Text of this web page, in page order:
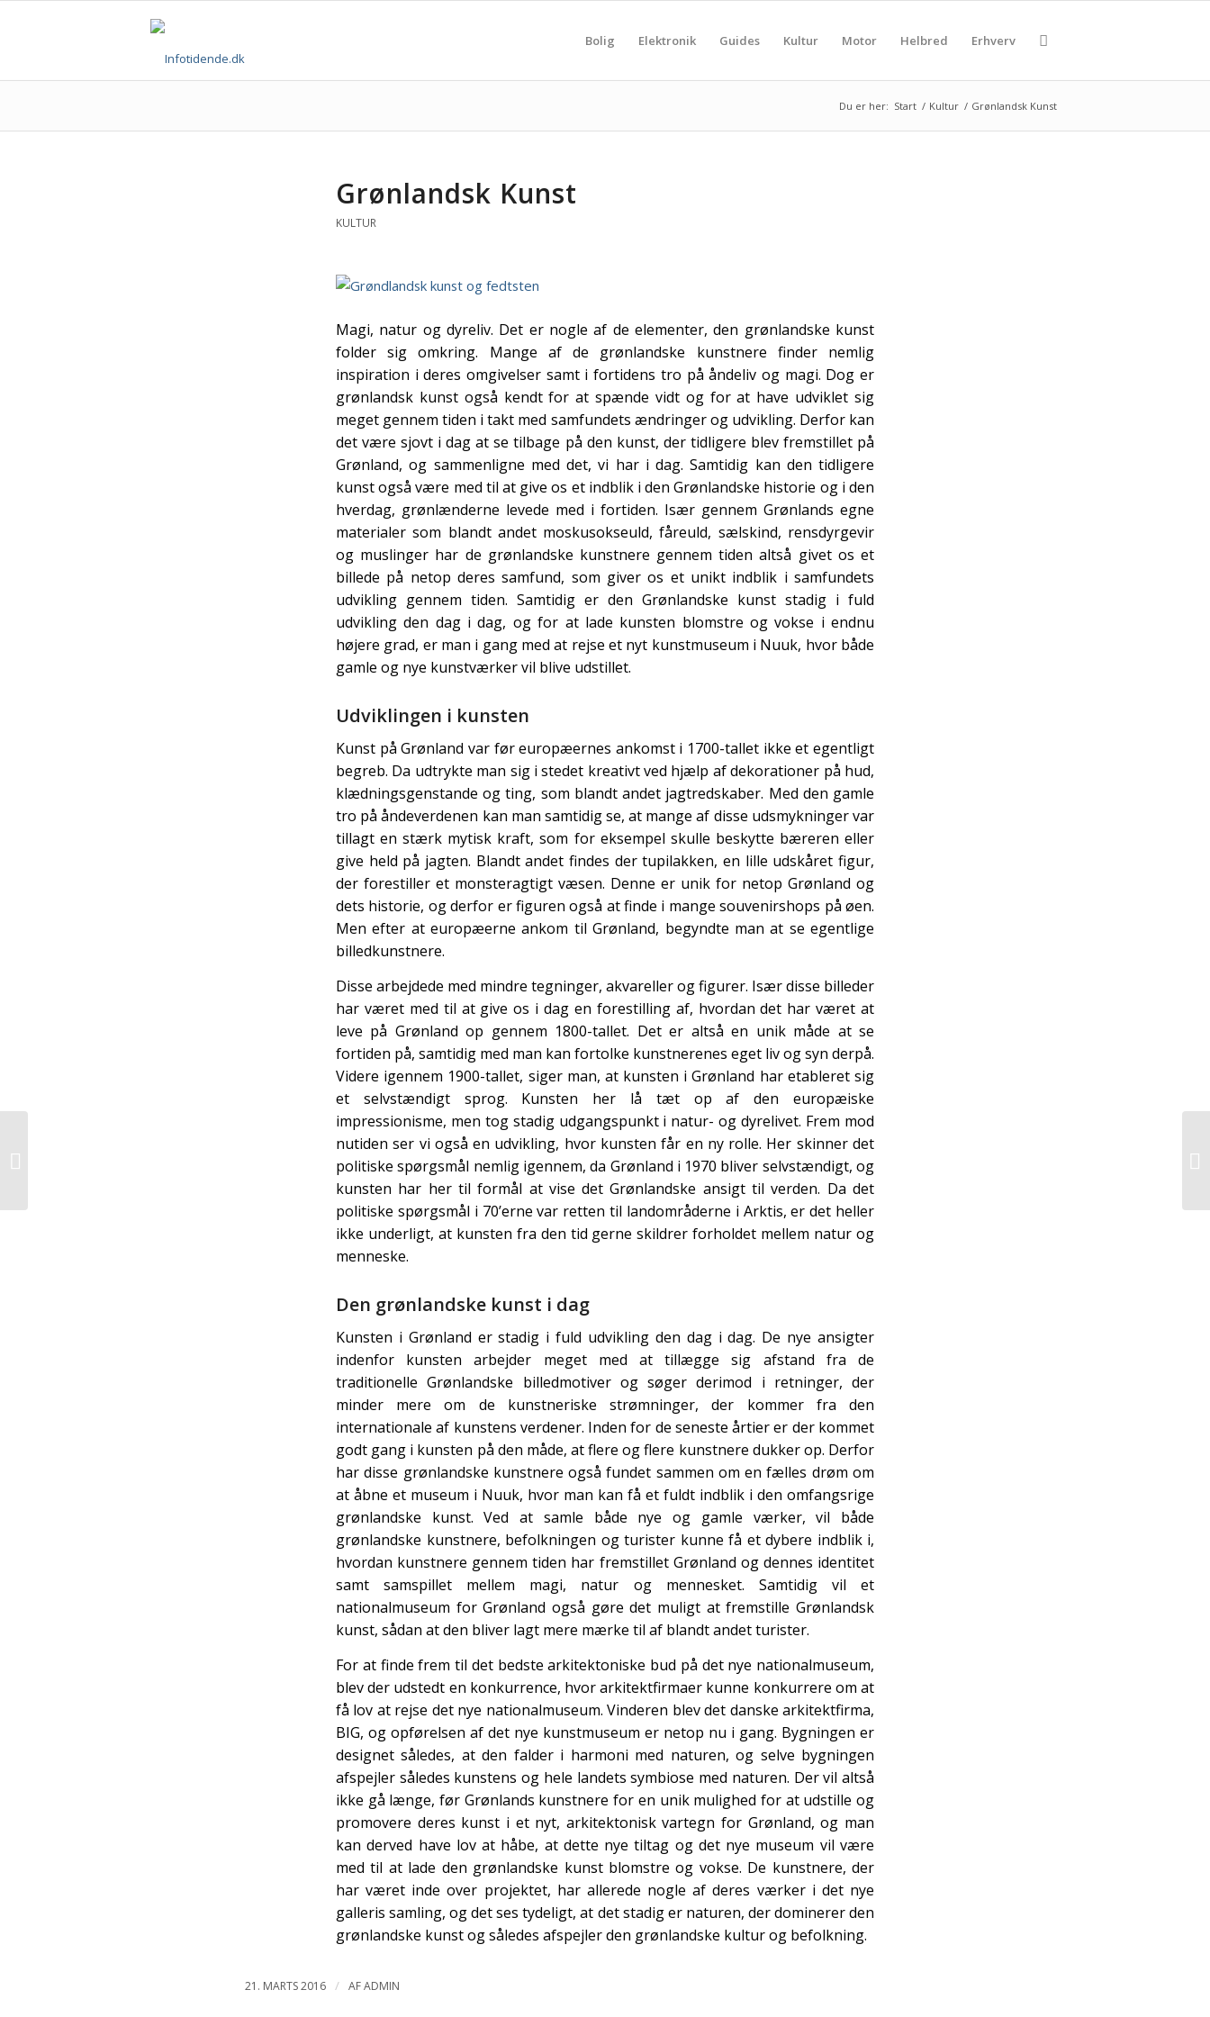
Bolig Elektronik Guides Kultur Motor Helbred Erhverv
Du er her: Start / Kultur / Grønlandsk Kunst
Grønlandsk Kunst
KULTUR
Magi, natur og dyreliv. Det er nogle af de elementer, den grønlandske kunst
folder sig omkring. Mange af de grønlandske kunstnere finder nemlig
inspiration i deres omgivelser samt i fortidens tro på åndeliv og magi. Dog er
grønlandsk kunst også kendt for at spænde vidt og for at have udviklet sig
meget gennem tiden i takt med samfundets ændringer og udvikling. Derfor kan
det være sjovt i dag at se tilbage på den kunst, der tidligere blev fremstillet på
Grønland, og sammenligne med det, vi har i dag. Samtidig kan den tidligere
kunst også være med til at give os et indblik i den Grønlandske historie og i den
hverdag, grønlænderne levede med i fortiden. Især gennem Grønlands egne
materialer som blandt andet moskusokseuld, fåreuld, sælskind, rensdyrgevir
og muslinger har de grønlandske kunstnere gennem tiden altså givet os et
billede på netop deres samfund, som giver os et unikt indblik i samfundets
udvikling gennem tiden. Samtidig er den Grønlandske kunst stadig i fuld
udvikling den dag i dag, og for at lade kunsten blomstre og vokse i endnu
højere grad, er man i gang med at rejse et nyt kunstmuseum i Nuuk, hvor både
gamle og nye kunstværker vil blive udstillet.
Udviklingen i kunsten
Kunst på Grønland var før europæernes ankomst i 1700-tallet ikke et egentligt
begreb. Da udtrykte man sig i stedet kreativt ved hjælp af dekorationer på hud,
klædningsgenstande og ting, som blandt andet jagtredskaber. Med den gamle
tro på åndeverdenen kan man samtidig se, at mange af disse udsmykninger var
tillagt en stærk mytisk kraft, som for eksempel skulle beskytte bæreren eller
give held på jagten. Blandt andet findes der tupilakken, en lille udskåret figur,
der forestiller et monsteragtigt væsen. Denne er unik for netop Grønland og
dets historie, og derfor er figuren også at finde i mange souvenirshops på øen.
Men efter at europæerne ankom til Grønland, begyndte man at se egentlige
billedkunstnere.
Disse arbejdede med mindre tegninger, akvareller og figurer. Især disse billeder
har været med til at give os i dag en forestilling af, hvordan det har været at
leve på Grønland op gennem 1800-tallet. Det er altså en unik måde at se
fortiden på, samtidig med man kan fortolke kunstnerenes eget liv og syn derpå.
Videre igennem 1900-tallet, siger man, at kunsten i Grønland har etableret sig
et selvstændigt sprog. Kunsten her lå tæt op af den europæiske
impressionisme, men tog stadig udgangspunkt i natur- og dyrelivet. Frem mod
nutiden ser vi også en udvikling, hvor kunsten får en ny rolle. Her skinner det
politiske spørgsmål nemlig igennem, da Grønland i 1970 bliver selvstændigt, og
kunsten har her til formål at vise det Grønlandske ansigt til verden. Da det
politiske spørgsmål i 70’erne var retten til landområderne i Arktis, er det heller
ikke underligt, at kunsten fra den tid gerne skildrer forholdet mellem natur og
menneske.
Den grønlandske kunst i dag
Kunsten i Grønland er stadig i fuld udvikling den dag i dag. De nye ansigter
indenfor kunsten arbejder meget med at tillægge sig afstand fra de
traditionelle Grønlandske billedmotiver og søger derimod i retninger, der
minder mere om de kunstneriske strømninger, der kommer fra den
internationale af kunstens verdener. Inden for de seneste årtier er der kommet
godt gang i kunsten på den måde, at flere og flere kunstnere dukker op. Derfor
har disse grønlandske kunstnere også fundet sammen om en fælles drøm om
at åbne et museum i Nuuk, hvor man kan få et fuldt indblik i den omfangsrige
grønlandske kunst. Ved at samle både nye og gamle værker, vil både
grønlandske kunstnere, befolkningen og turister kunne få et dybere indblik i,
hvordan kunstnere gennem tiden har fremstillet Grønland og dennes identitet
samt samspillet mellem magi, natur og mennesket. Samtidig vil et
nationalmuseum for Grønland også gøre det muligt at fremstille Grønlandsk
kunst, sådan at den bliver lagt mere mærke til af blandt andet turister.
For at finde frem til det bedste arkitektoniske bud på det nye nationalmuseum,
blev der udstedt en konkurrence, hvor arkitektfirmaer kunne konkurrere om at
få lov at rejse det nye nationalmuseum. Vinderen blev det danske arkitektfirma,
BIG, og opførelsen af det nye kunstmuseum er netop nu i gang. Bygningen er
designet således, at den falder i harmoni med naturen, og selve bygningen
afspejler således kunstens og hele landets symbiose med naturen. Der vil altså
ikke gå længe, før Grønlands kunstnere for en unik mulighed for at udstille og
promovere deres kunst i et nyt, arkitektonisk vartegn for Grønland, og man
kan derved have lov at håbe, at dette nye tiltag og det nye museum vil være
med til at lade den grønlandske kunst blomstre og vokse. De kunstnere, der
har været inde over projektet, har allerede nogle af deres værker i det nye
galleris samling, og det ses tydeligt, at det stadig er naturen, der dominerer den
grønlandske kunst og således afspejler den grønlandske kultur og befolkning.
21. MARTS 2016 / AFADMIN